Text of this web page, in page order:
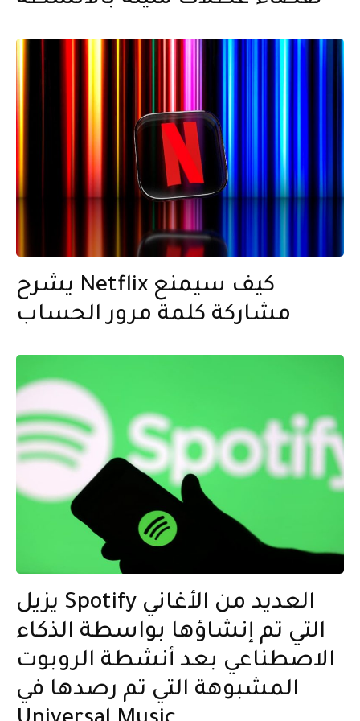
يشرح Netflix كيف سيمنع
مشاركة كلمة مرور الحساب
يزيل Spotify العديد من الأغاني
التي تم إنشاؤها بواسطة الذكاء
الاصطناعي بعد أنشطة الروبوت
المشبوهة التي تم رصدها في